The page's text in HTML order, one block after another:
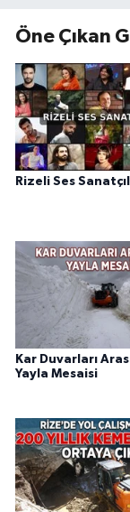
Öne Çıkan
Rizeli Ses
Kar Duvarları
Yayla Mesaisi